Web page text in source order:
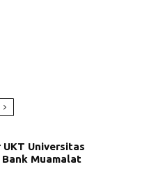
UKT Universitas
Muamalat